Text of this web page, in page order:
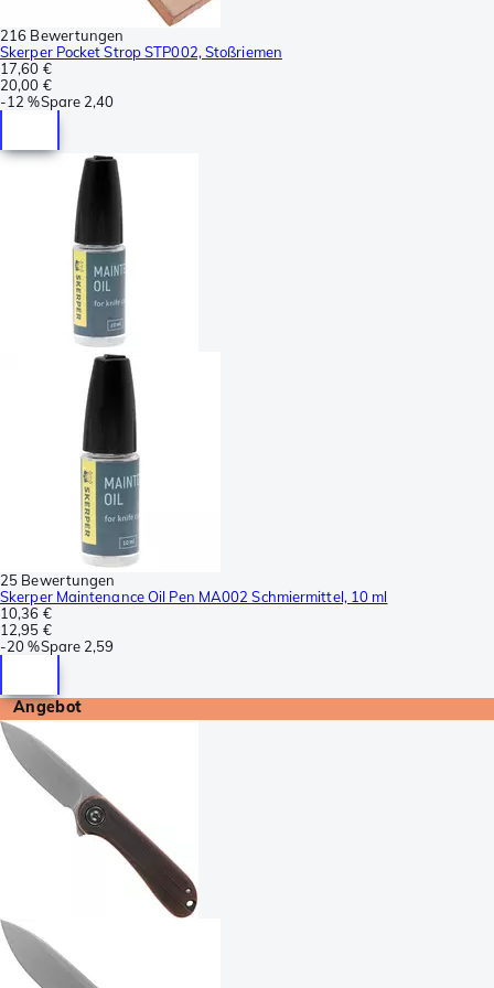
216 Bewertungen
Skerper Pocket Strop STP002, Stoßriemen
17,60 €
20,00 €
-12 %Spare 2,40
25 Bewertungen
Skerper Maintenance Oil Pen MA002 Schmiermittel, 10 ml
10,36 €
12,95 €
-20 %Spare 2,59
Angebot